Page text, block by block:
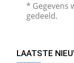
* Gegevens
gedeeld.
LAATSTE